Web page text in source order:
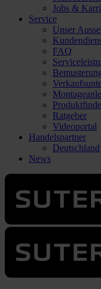
Jobs &
Service
Unser
FAQ
Ratgeber
Videoportal
Handelspartner
Deutschland
News